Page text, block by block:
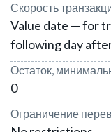
Скорость
Value date — for
following day
Остаток,
0
Ограничение